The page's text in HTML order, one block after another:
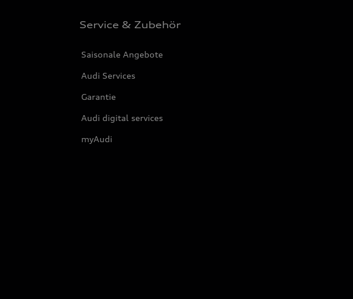
Service & Zubehör
Saisonale Angebote
Audi Services
Garantie
Audi digital services
myAudi